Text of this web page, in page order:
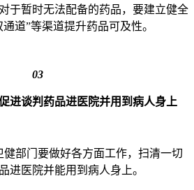
于暂时无法配备的药品，要建立健全
道”等渠道提升药品可及性。
03
进谈判药品进医院并用到病人身上
部门要做好各方面工作，扫清一切
进医院并能用到病人身上。